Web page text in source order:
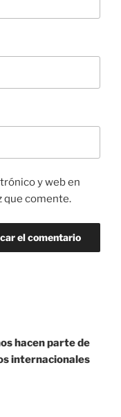
y web en
que comente.
hacen parte de
internacionales